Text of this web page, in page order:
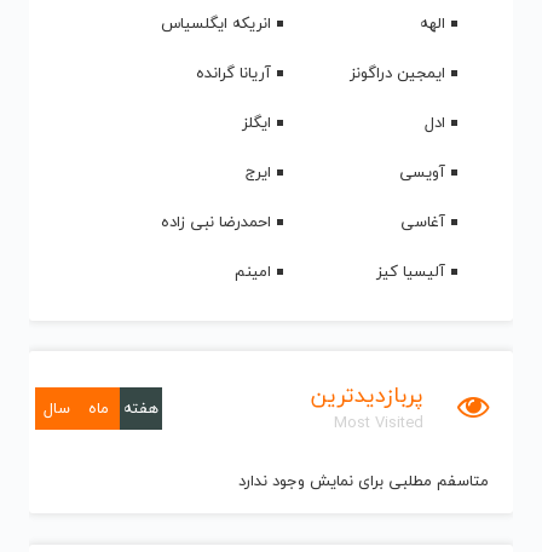
الهه
انریکه ایگلسیاس
ایمجین دراگونز
آریانا گرانده
ادل
ایگلز
آویسی
ایرج
آغاسی
احمدرضا نبی زاده
آلیسیا کیز
امینم
پربازدیدترین
Most Visited
هفته ماه سال
متاسفم مطلبی برای نمایش وجود ندارد